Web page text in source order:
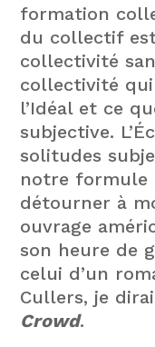
formation
du collectif est
collectivité
collectivité qui
l’Idéal et ce
subjective.
solitudes
notre formule
détourner à
ouvrage
son heure de
celui d’un
Cullers, je
Crowd.